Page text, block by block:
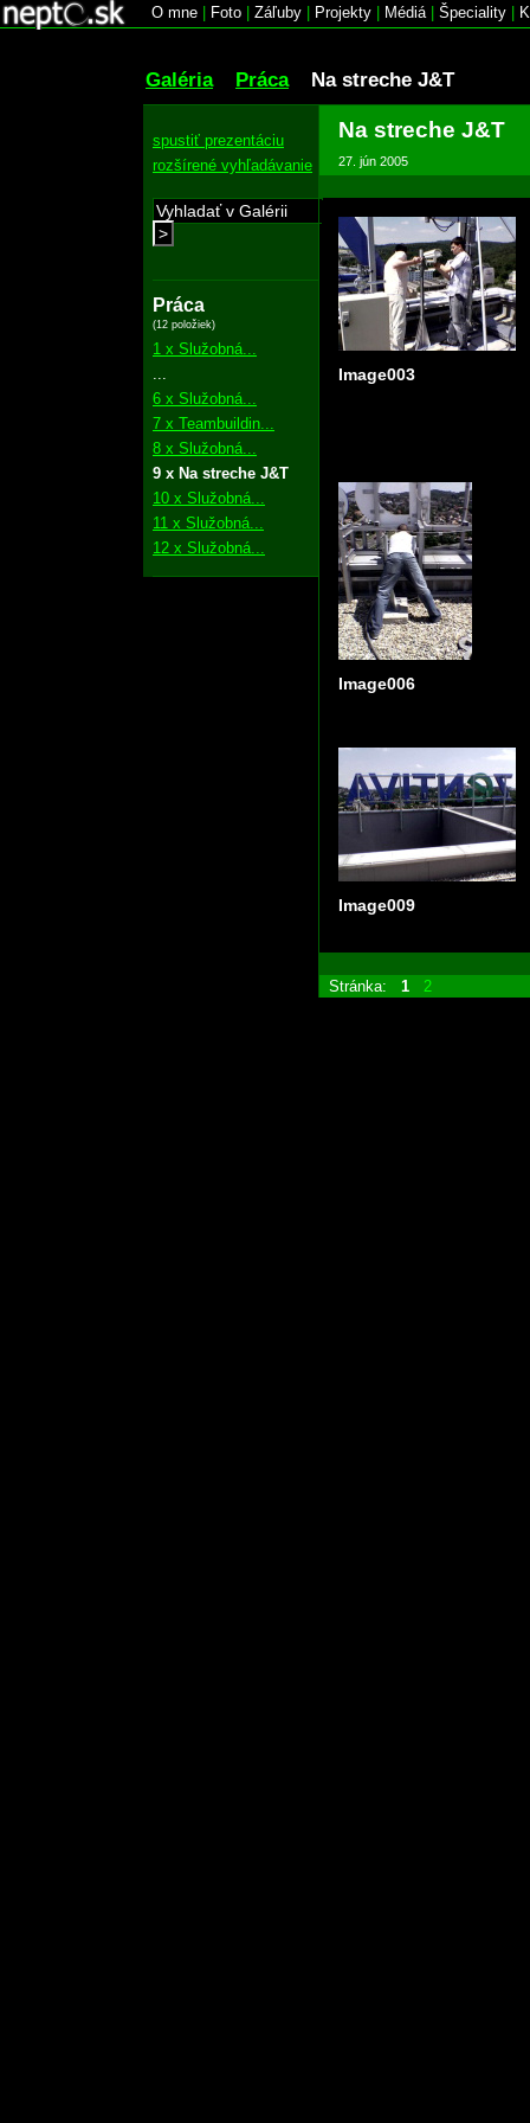
O mne Foto Záľuby Projekty Médiá| Špeciality
Galéria Práca Na streche J&T
spustiť prezentáciu
rozšírené vyhľadávanie
>
Práca
(12 položiek)
1 x Služobná...
6 x Služobná...
7 x Teambuildin...
8 x Služobná...
9 x Na streche J&T
10 x Služobná...
11 x Služobná...
12 x Služobná...
Na streche J&T
27. jún 2005
Image003
Image006
Image009
Stránka: 1 2